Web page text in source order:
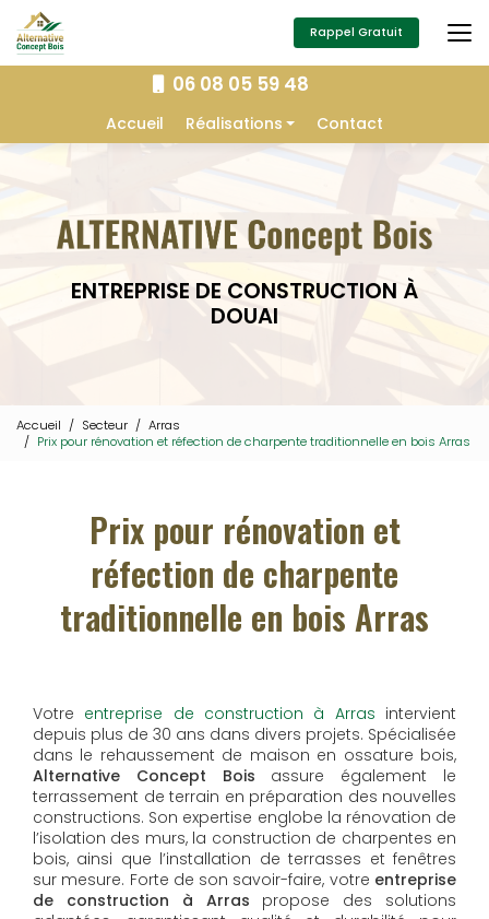
Aller
au
contenu
principal
06 08 05 59 48
Navigation secondaire
Accueil Réalisations
Isolation
Aménagement extérieur
Contact
Rappel Gratuit
ENTREPRISE DE CONSTRUCTION À
DOUAI
Accueil Secteur
Arras
Prix pour rénovation et réfection de charpente traditionnelle en bois Arras
Prix pour rénovation et
réfection de charpente
traditionnelle en bois Arras
Votre entreprise de construction à Arras intervient
depuis plus de 30 ans dans divers projets. Spécialisée
dans le rehaussement de maison en ossature bois,
Alternative Concept Bois assure également le
terrassement de terrain en préparation des nouvelles
constructions. Son expertise englobe la rénovation de
l’isolation des murs, la construction de charpentes en
bois, ainsi que l’installation de terrasses et fenêtres
sur mesure. Forte de son savoir-faire, votre entreprise
de construction à Arras propose des solutions